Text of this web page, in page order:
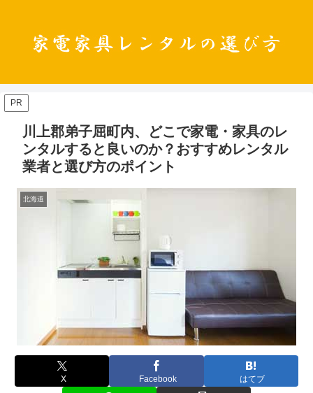
PR
川上郡弟子屈町内、どこで家電・家具のレ
ンタルすると良いのか？おすすめレンタル
業者と選び方のポイント
北海道
X Facebook はてブ